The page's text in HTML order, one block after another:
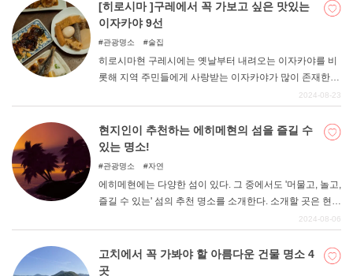
니다!
[히로시마 ]구레에서 꼭 가보고 싶은 맛있는
이자카야 9선
관광명소 술집
히로시마현 구레시에는 옛날부터 내려오는 이자카야를 비
롯해 지역 주민들에게 사랑받는 이자카야가 많이 존재한
다. 이번 기사에서는 구레시에 거주 경험이 있는 필자가 정
참고해 보시기 바란다.
2024-08-23
현지인이 추천하는 에히메현의 섬을 즐길 수
있는 명소!
관광명소 자연
에히메현에는 다양한 섬이 있다. 그 중에서도 '머물고, 놀고,
즐길 수 있는' 섬의 추천 명소를 소개한다. 소개할 곳은 현
외곽에서도 비교적 쉽게 갈 수 있는 시마나미 해협으로 이
2024-08-06
고치에서 꼭 가봐야 할 아름다운 건물 명소 4
곳